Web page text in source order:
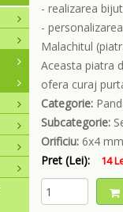
- realizarea
-
Malachitul
Aceasta piatra
ofera curaj
Categorie:
Subcategorie:
Orificiu:6x4 mm
Pret (Lei):
14